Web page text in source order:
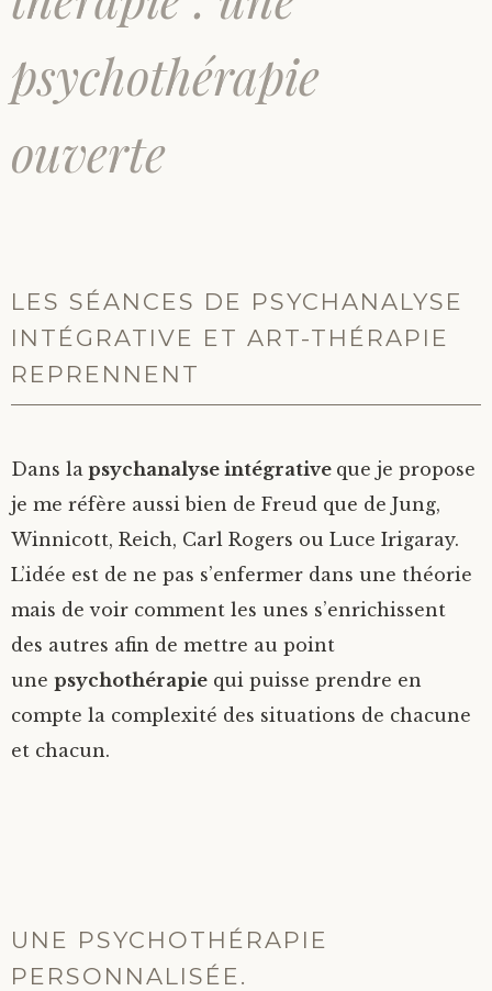
psychothérapie
ouverte
LES SÉANCES DE PSYCHANALYSE
INTÉGRATIVE ET ART-THÉRAPIE
REPRENNENT
Dans la psychanalyse intégrative que je propose
je me réfère aussi bien de Freud que de Jung,
Winnicott, Reich, Carl Rogers ou Luce Irigaray.
L’idée est de ne pas s’enfermer dans une théorie
mais de voir comment les unes s’enrichissent
des autres afin de mettre au point
une psychothérapie qui puisse prendre en
compte la complexité des situations de chacune
et chacun.
UNE PSYCHOTHÉRAPIE
PERSONNALISÉE.